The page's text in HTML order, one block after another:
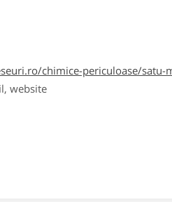
chimice-periculoase/satu-
website